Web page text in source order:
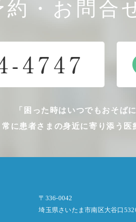
約・お問合
「困った時はいつでもおそば
常に患者さまの身近に寄り添う医
〒336-0042
埼玉県さいたま市南区大谷口